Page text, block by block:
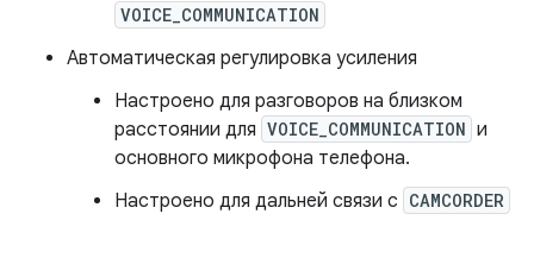
VOICE_COMMUNICATION
Автоматическая регулировка усиления
Настроено для разговоров на близком
расстоянии для VOICE_COMMUNICATION и
основного микрофона телефона.
Настроено для дальней связи с CAMCORDER